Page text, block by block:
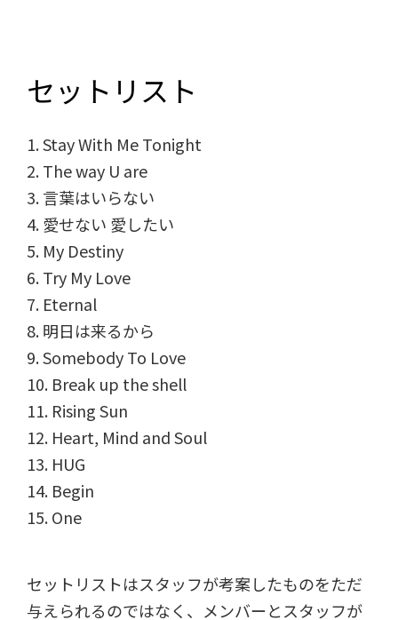
セットリスト
1. Stay With Me Tonight
2. The way U are
3. 言葉はいらない
4. 愛せない 愛したい
5. My Destiny
6. Try My Love
7. Eternal
8. 明日は来るから
9. Somebody To Love
10. Break up the shell
11. Rising Sun
12. Heart, Mind and Soul
13. HUG
14. Begin
15. One
セットリストはスタッフが考案したものをただ
与えられるのではなく、メンバーとスタッフが